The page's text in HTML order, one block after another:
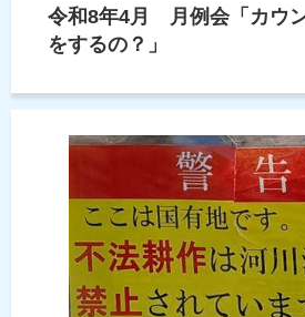
令和8年4月 月例会「カウ
をするの？」